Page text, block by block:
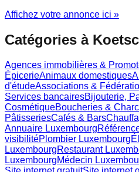
Affichez votre annonce ici »
Catégories à
Agences immobilières &
ÉpicerieAnimaux domestiques
d'étudeAssociations &
Services bancairesBijouterie,
CosmétiqueBoucheries &
PâtisseriesCafés & Bars
Annuaire Luxembourg
visibilitéPlombier Luxembourg
LuxembourgRestaurant
LuxembourgMédecin